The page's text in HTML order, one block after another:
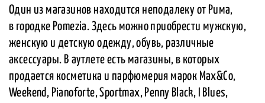
Один из магазинов находится неподалеку от Рима,
в городке Pomezia. Здесь можно приобрести мужскую,
женскую и детскую одежду, обувь, различные
аксессуары. В аутлете есть магазины, в которых
продается косметика и парфюмерия марок Max&Co,
Weekend, Pianoforte, Sportmax, Penny Black, I Blues,